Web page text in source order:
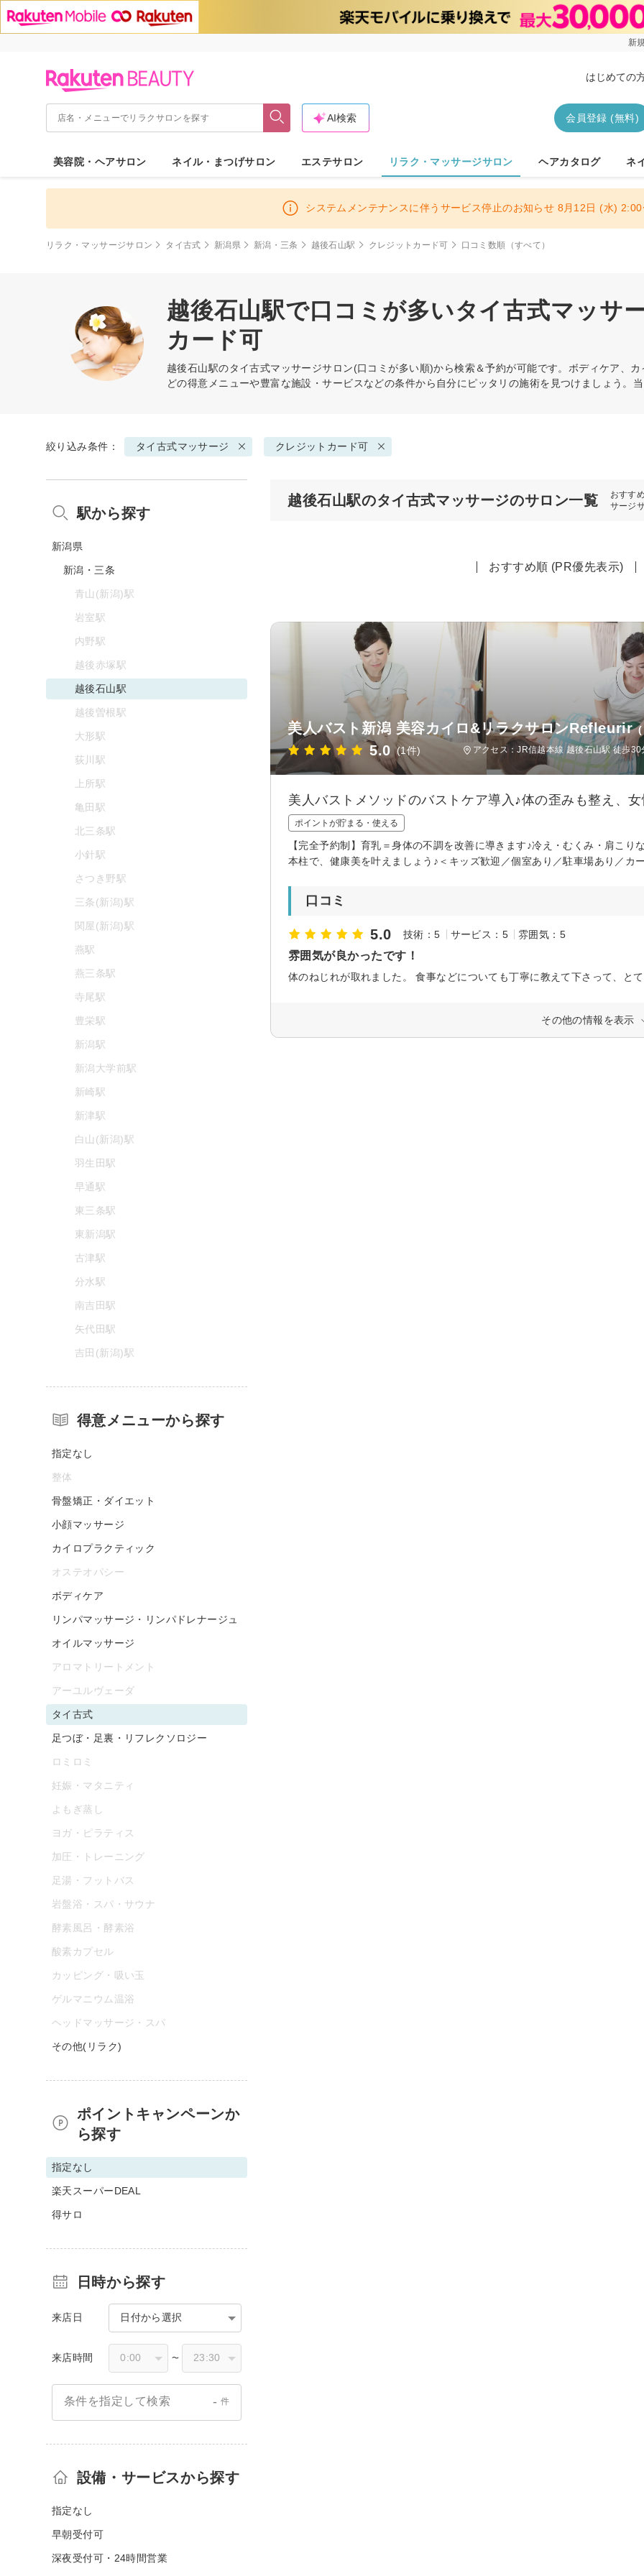
新
はじめての
会員登録 (無料)
AI検索
美容院・ヘアサロン ネイル・まつげサロン エステサロン リラク・マッサージサロン ヘアカタログ ネ
システムメンテナンスに伴うサービス停止のお知らせ 8月12日 (水)
リラク・マッサージサロン タイ古式 新潟県 新潟・三条 越後石山駅 クレジットカード可 口コミ数順（すべて）
越後石山駅で口コミが多いタイ古式マッサ
カード可
越後石山駅のタイ古式マッサージサロン(口コミが多い順)から検索＆予約が可能です。ボディケア、
どの得意メニューや豊富な施設・サービスなどの条件から自分にピッタリの施術を見つけましょう。
絞り込み条件： タイ古式マッサージ クレジットカード可
越後石山駅のタイ古式マッサージのサロン一覧
おすす
サージ
おすすめ順 (PR優先表示)
美人バスト新潟 美容カイロ&リラクサロンRefleurir (
5.0 (1件) アクセス：JR信越本線 越後石山駅 徒歩
美人バストメソッドのバストケア導入♪体の歪みも整え、
ポイントが貯まる・使える
【完全予約制】育乳＝身体の不調を改善に導きます♪冷え・むくみ・肩こ
本柱で、健康美を叶えましょう♪＜キッズ歓迎／個室あり／駐車場あり／カ
口コミ
5.0 技術：5 サービス：5 雰囲気：5
雰囲気が良かったです！
体のねじれが取れました。 食事などについても丁寧に教えて下さって、とて
その他の情報を表示
駅から探す
新潟県
新潟・三条
青山(新潟)駅
岩室駅
内野駅
越後赤塚駅
越後石山駅
越後曽根駅
大形駅
荻川駅
上所駅
亀田駅
北三条駅
小針駅
さつき野駅
三条(新潟)駅
関屋(新潟)駅
燕駅
燕三条駅
寺尾駅
豊栄駅
新潟駅
新潟大学前駅
新崎駅
新津駅
白山(新潟)駅
羽生田駅
早通駅
東三条駅
東新潟駅
古津駅
分水駅
南吉田駅
矢代田駅
吉田(新潟)駅
得意メニューから探す
指定なし
整体
骨盤矯正・ダイエット
小顔マッサージ
カイロプラクティック
オステオパシー
ボディケア
リンパマッサージ・リンパドレナージュ
オイルマッサージ
アロマトリートメント
アーユルヴェーダ
タイ古式
足つぼ・足裏・リフレクソロジー
ロミロミ
妊娠・マタニティ
よもぎ蒸し
ヨガ・ピラティス
加圧・トレーニング
足湯・フットバス
岩盤浴・スパ・サウナ
酵素風呂・酵素浴
酸素カプセル
カッピング・吸い玉
ゲルマニウム温浴
ヘッドマッサージ・スパ
その他(リラク)
ポイントキャンペーンか
ら探す
指定なし
楽天スーパーDEAL
得サロ
日時から探す
来店日 日付から選択
来店時間 〜
条件を指定して検索 - 件
設備・サービスから探す
指定なし
早朝受付可
深夜受付可・24時間営業